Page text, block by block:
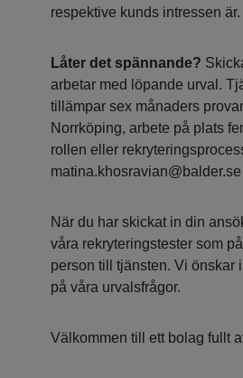
respektive kunds intressen är.
Låter det spännande?
arbetar med löpande urval.
tillämpar sex månaders
Norrköping, arbete på plats
rollen eller
matina.khosravian@balder.se
När du har skickat in din
våra rekryteringstester som
person till tjänsten. Vi önskar
på våra urvalsfrågor.
Välkommen till ett bolag fullt